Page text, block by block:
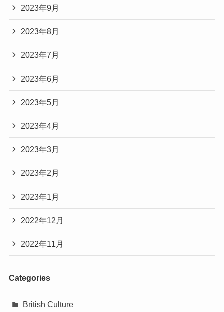
2023年9月
2023年8月
2023年7月
2023年6月
2023年5月
2023年4月
2023年3月
2023年2月
2023年1月
2022年12月
2022年11月
Categories
British Culture